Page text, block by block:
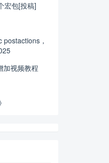
宏包[投稿]
，
加视频教程